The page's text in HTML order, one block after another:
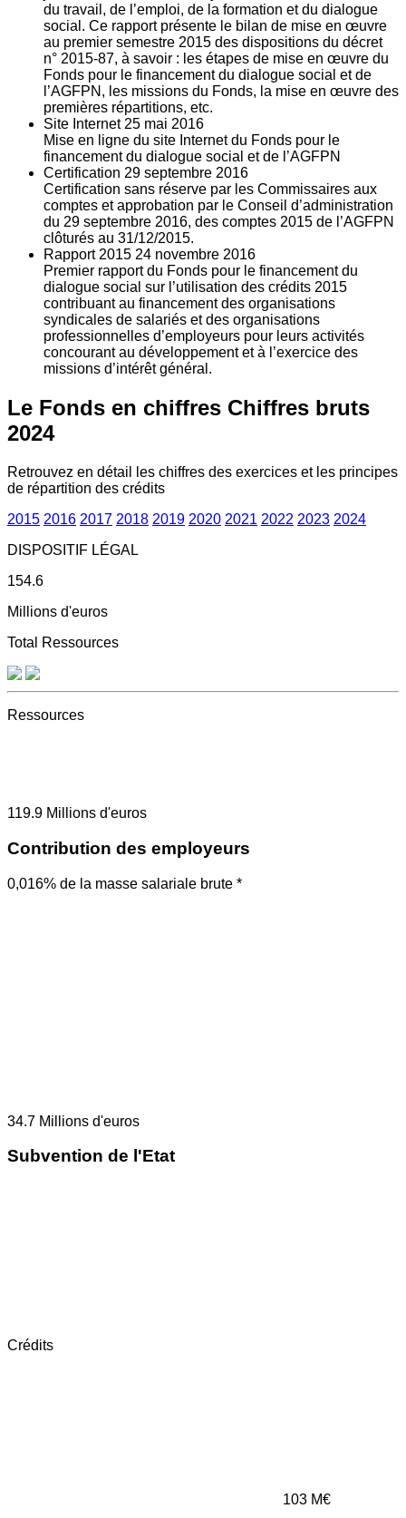
du travail, de l’emploi, de la formation et du dialogue
social. Ce rapport présente le bilan de mise en œuvre
au premier semestre 2015 des dispositions du décret
n° 2015-87, à savoir : les étapes de mise en œuvre du
Fonds pour le financement du dialogue social et de
l’AGFPN, les missions du Fonds, la mise en œuvre des
premières répartitions, etc.
Site Internet 25 mai 2016
Mise en ligne du site Internet du Fonds pour le
financement du dialogue social et de l’AGFPN
Certification 29 septembre 2016
Certification sans réserve par les Commissaires aux
comptes et approbation par le Conseil d’administration
du 29 septembre 2016, des comptes 2015 de l’AGFPN
clôturés au 31/12/2015.
Rapport 2015 24 novembre 2016
Premier rapport du Fonds pour le financement du
dialogue social sur l’utilisation des crédits 2015
contribuant au financement des organisations
syndicales de salariés et des organisations
professionnelles d’employeurs pour leurs activités
concourant au développement et à l’exercice des
missions d’intérêt général.
Le Fonds en chiffres Chiffres bruts
2024
Retrouvez en détail les chiffres des exercices et les principes
de répartition des crédits
2015 2016 2017 2018 2019 2020 2021 2022 2023 2024
DISPOSITIF LÉGAL
154.6
Millions d'euros
Total Ressources
Ressources
119.9 Millions d'euros
Contribution des employeurs
0,016% de la masse salariale brute *
34.7 Millions d'euros
Subvention de l'Etat
Crédits
103 M€